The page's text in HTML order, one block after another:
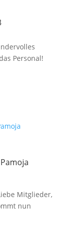
Personal!
Mitglieder,
nun